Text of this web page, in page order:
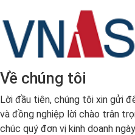
Về chúng tôi
Lời đầu tiên, chúng tôi xin gửi
và đồng nghiệp lời chào trân
chúc quý đơn vị kinh doanh